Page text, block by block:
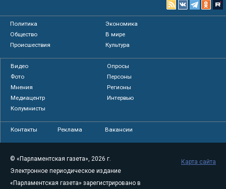
Политика
Экономика
Общество
В мире
Происшествия
Культура
Видео
Опросы
Фото
Персоны
Мнения
Регионы
Медиацентр
Интервью
Колумнисты
Контакты Реклама Вакансии
© «Парламентская газета», 2026 г.
Электронное периодическое издание
«Парламентская газета» зарегистрировано в
Карта сайта